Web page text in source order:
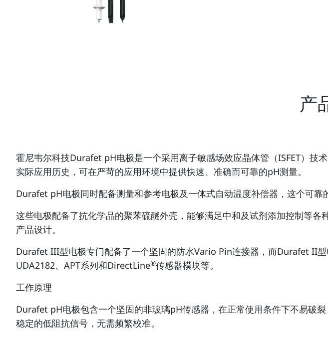
产
霍尼韦尔科技Durafet pH电极是一个采用离子敏感场效应晶体管（ISFET）
实际应用历史，可在严苛的应用环境中提供快速、准确而可靠的pH测量。
Durafet pH电极同时配备测量和参考电极及一体式自动温度补偿器，这个可靠
这些电极配备了抗化学品的聚苯硫醚外壳，能够满足中和及试剂添加控制等
产品设计。
Durafet III型电极专门配备了一个坚固的防水Vario Pin连接器，而Durafet II
UDA2182、APT系列和DirectLine®传感器模块等。
工作原理
Durafet pH电极包含一个坚固的非玻璃pH传感器，在正常使用条件下不易破
稳定的低阻抗信号，无需频繁校准。